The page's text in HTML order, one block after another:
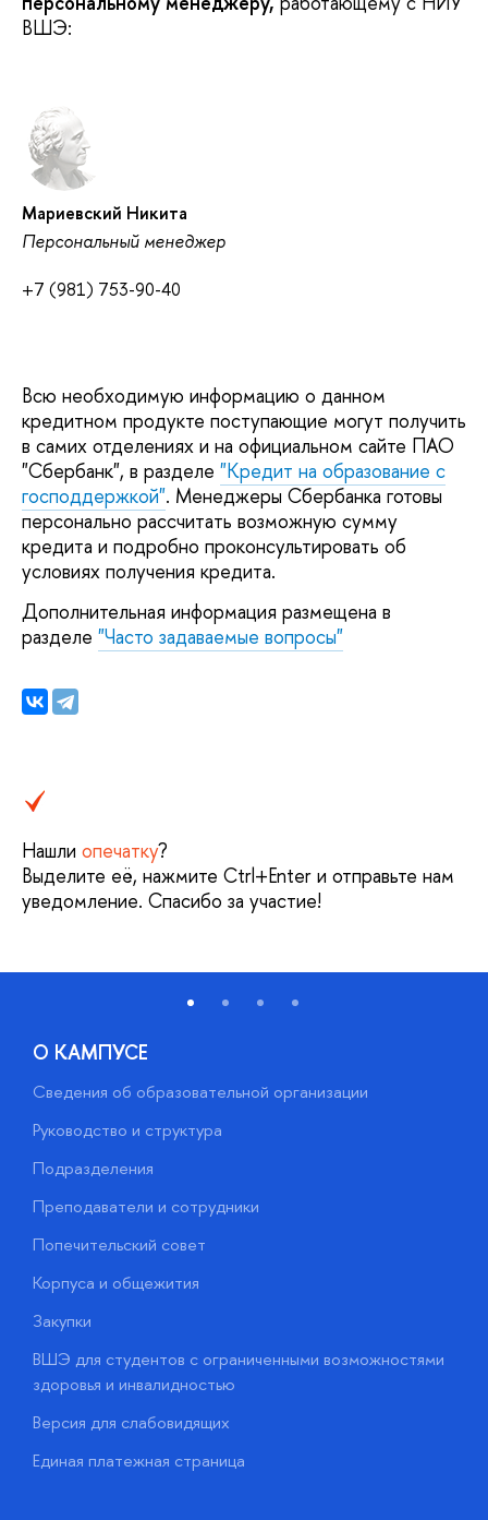
ВШЭ:
Мариевский Никита
Персональный менеджер
+7 (981) 753-90-40
Всю необходимую информацию о данном
кредитном продукте поступающие могут получить
в самих отделениях и на официальном сайте ПАО
"Сбербанк", в разделе "Кредит на образование с
господдержкой". Менеджеры Сбербанка готовы
персонально рассчитать возможную сумму
кредита и подробно проконсультировать об
условиях получения кредита.
Дополнительная информация размещена в
разделе "Часто задаваемые вопросы"
Нашли опечатку?
Выделите её, нажмите Ctrl+Enter и отправьте нам
уведомление. Спасибо за участие!
О КАМПУСЕ
Сведения об образовательной организации
Руководство и структура
Подразделения
Преподаватели и сотрудники
Попечительский совет
Корпуса и общежития
Закупки
ВШЭ для студентов с ограниченными возможностями
здоровья и инвалидностью
Версия для слабовидящих
Единая платежная страница